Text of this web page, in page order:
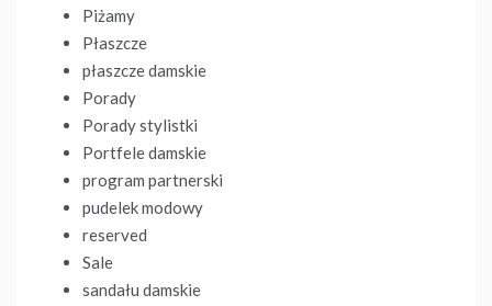
Piżamy
Płaszcze
płaszcze damskie
Porady
Porady stylistki
Portfele damskie
program partnerski
pudelek modowy
reserved
Sale
sandału damskie